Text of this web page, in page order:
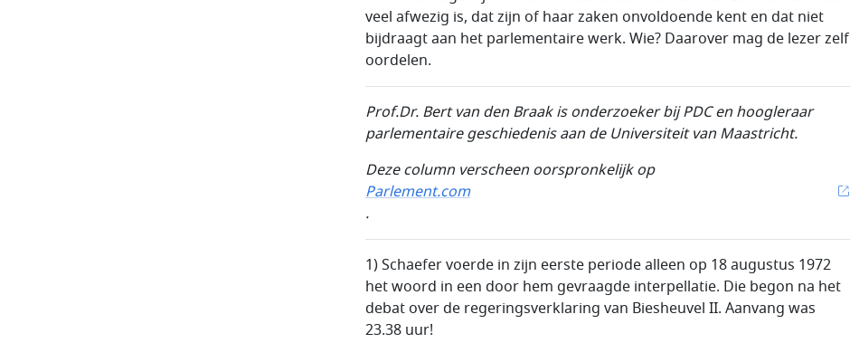
veel afwezig is, dat zijn of haar zaken onvoldoende kent en dat niet
bijdraagt aan het parlementaire werk. Wie? Daarover mag de lezer zelf
oordelen.
Prof.Dr. Bert van den Braak is onderzoeker bij PDC en hoogleraar
parlementaire geschiedenis aan de Universiteit van Maastricht.
Deze column verscheen oorspronkelijk op
Parlement.com
.
1) Schaefer voerde in zijn eerste periode alleen op 18 augustus 1972
het woord in een door hem gevraagde interpellatie. Die begon na het
debat over de regeringsverklaring van Biesheuvel II. Aanvang was
23.38 uur!